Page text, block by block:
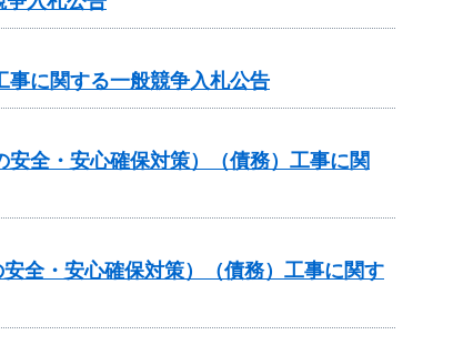
に関する一般競争入札公告
全・安心確保対策）（債務）工事に関
全・安心確保対策）（債務）工事に関す